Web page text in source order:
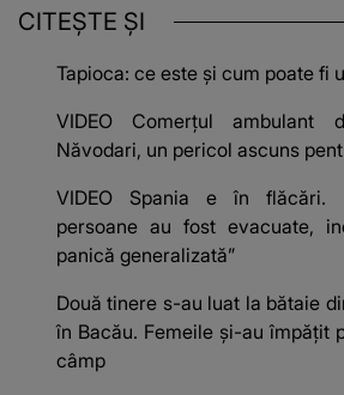
CITEȘTE ȘI
Tapioca: ce este și cum poate fi
VIDEO Comerțul
Năvodari, un pericol ascuns
VIDEO Spania e în flăcări.
persoane au fost evacuate,
panică generalizată”
Două tinere s-au luat la bătaie
în Bacău. Femeile și-au împățit
câmp